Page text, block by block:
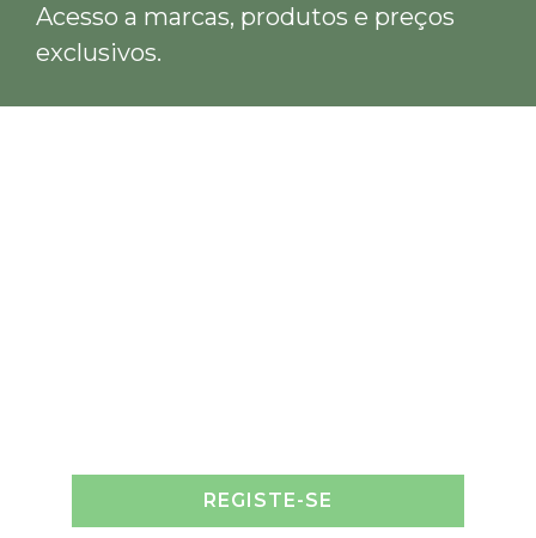
Acesso a marcas, produtos e preços
exclusivos.
REGISTE-SE